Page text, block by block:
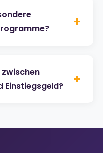
+
Einstiegsgeld?
+